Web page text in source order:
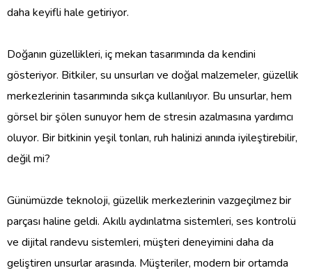
daha keyifli hale getiriyor.
Doğanın güzellikleri, iç mekan tasarımında da kendini
gösteriyor. Bitkiler, su unsurları ve doğal malzemeler, güzellik
merkezlerinin tasarımında sıkça kullanılıyor. Bu unsurlar, hem
görsel bir şölen sunuyor hem de stresin azalmasına yardımcı
oluyor. Bir bitkinin yeşil tonları, ruh halinizi anında iyileştirebilir,
değil mi?
Günümüzde teknoloji, güzellik merkezlerinin vazgeçilmez bir
parçası haline geldi. Akıllı aydınlatma sistemleri, ses kontrolü
ve dijital randevu sistemleri, müşteri deneyimini daha da
geliştiren unsurlar arasında. Müşteriler, modern bir ortamda